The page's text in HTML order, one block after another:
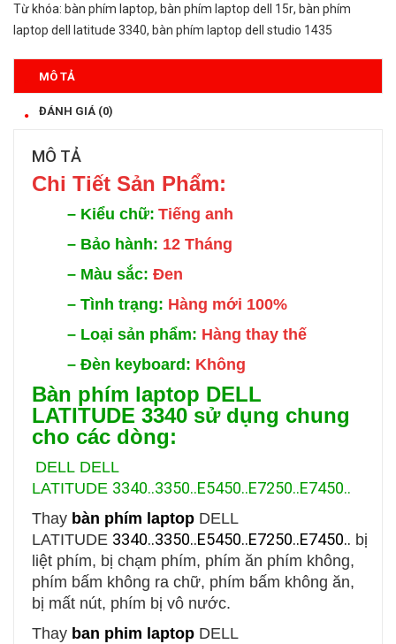
Từ khóa: bàn phím laptop, bàn phím laptop dell 15r, bàn phím
laptop dell latitude 3340, bàn phím laptop dell studio 1435
MÔ TẢ
ĐÁNH GIÁ (0)
MÔ TẢ
Chi Tiết Sản Phẩm:
– Kiểu chữ: Tiếng anh
– Bảo hành: 12 Tháng
– Màu sắc: Đen
– Tình trạng: Hàng mới 100%
– Loại sản phẩm: Hàng thay thế
– Đèn keyboard: Không
Bàn phím laptop DELL
LATITUDE 3340 sử dụng chung
cho các dòng:
DELL DELL
LATITUDE 3340..3350..E5450..E7250..E7450..
Thay bàn phím laptop DELL
LATITUDE 3340..3350..E5450..E7250..E7450.. bị
liệt phím, bị chạm phím, phím ăn phím không,
phím bấm không ra chữ, phím bấm không ăn,
bị mất nút, phím bị vô nước.
Thay ban phim laptop DELL